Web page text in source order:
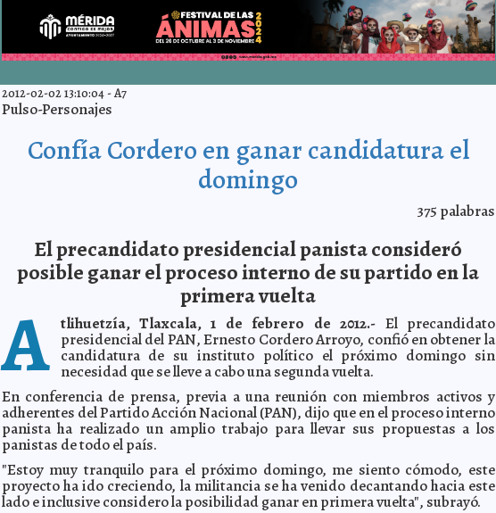
2012-02-02 13:10:04-A7
Pulso-Personajes
Confía Cordero en ganar candidatura el
domingo
375 palabras
El precandidato presidencial panista consideró
posible ganar el proceso interno de su partido en la
primera vuelta
A tlihuetzía, Tlaxcala, 1 de febrero de 2012.- El precandidato
presidencial del PAN, Ernesto Cordero Arroyo, confió en obtener la
candidatura de su instituto político el próximo domingo sin
necesidad que se lleve a cabo una segunda vuelta.
En conferencia de prensa, previa a una reunión con miembros activos y
adherentes del Partido Acción Nacional (PAN), dijo que en el proceso interno
panista ha realizado un amplio trabajo para llevar sus propuestas a los
panistas de todo el país.
"Estoy muy tranquilo para el próximo domingo, me siento cómodo, este
proyecto ha ido creciendo, la militancia se ha venido decantando hacia este
lado e inclusive considero la posibilidad ganar en primera vuelta", subrayó.